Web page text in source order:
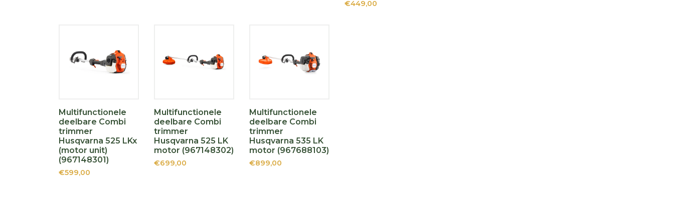
€449,00
Multifunctionele
deelbare Combi
trimmer
Husqvarna 525 LKx
(motor unit)
(967148301)
€599,00
Multifunctionele
deelbare Combi
trimmer
Husqvarna 525 LK
motor (967148302)
€699,00
Multifunctionele
deelbare Combi
trimmer
Husqvarna 535 LK
motor (967688103)
€899,00